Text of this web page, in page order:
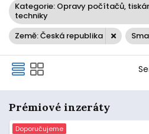
Kategorie: Opravy počítačů,
techniky
Země: Česká republika
Prémiové inzeráty
Doporučujeme